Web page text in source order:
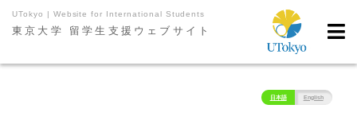
UTokyo | Website for International Students
東京大学 留学生支援ウェブサイト
日本語 English